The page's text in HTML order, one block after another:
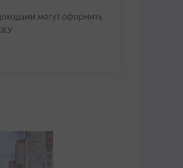
могут оформить